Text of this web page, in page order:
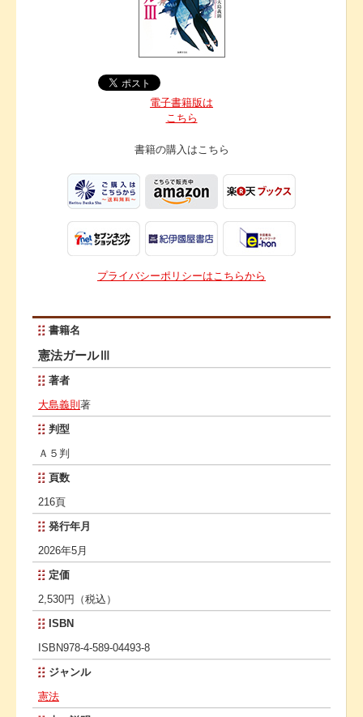
電子書籍版は
こちら
書籍の購入はこちら
プライバシーポリシーはこちらから
書籍名
憲法ガールⅢ
著者
大島義則著
判型
Ａ５判
頁数
216頁
発行年月
2026年5月
定価
2,530円（税込）
ISBN
ISBN978-4-589-04493-8
ジャンル
憲法